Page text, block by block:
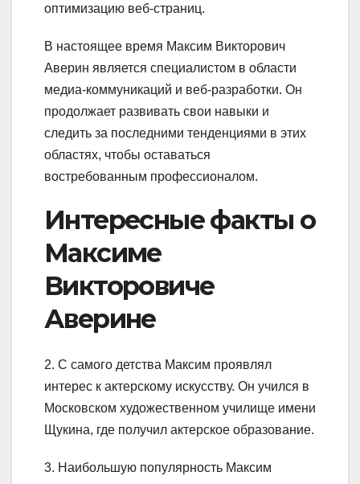
оптимизацию веб-страниц.
В настоящее время Максим Викторович
Аверин является специалистом в области
медиа-коммуникаций и веб-разработки. Он
продолжает развивать свои навыки и
следить за последними тенденциями в этих
областях, чтобы оставаться
востребованным профессионалом.
Интересные факты о
Максиме
Викторовиче
Аверине
2. С самого детства Максим проявлял
интерес к актерскому искусству. Он учился в
Московском художественном училище имени
Щукина, где получил актерское образование.
3. Наибольшую популярность Максим